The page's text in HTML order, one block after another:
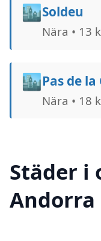
🏙️Soldeu
Nära • 13
🏙️Pas de la
Nära • 18
Städer i
Andorra